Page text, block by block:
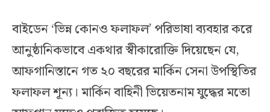
বাইডেন ‘ভিন্ন কোনও ফলাফল’ পরিভাষা ব্যবহার করে
আনুষ্ঠানিকভাবে একথার স্বীকারোক্তি দিয়েছেন যে,
আফগানিস্তানে গত ২০ বছরের মার্কিন সেনা উপস্থিতির
ফলাফল শূন্য। মার্কিন বাহিনী ভিয়েতনাম যুদ্ধের মতো